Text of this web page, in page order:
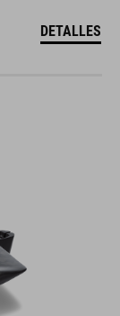
DETALLES